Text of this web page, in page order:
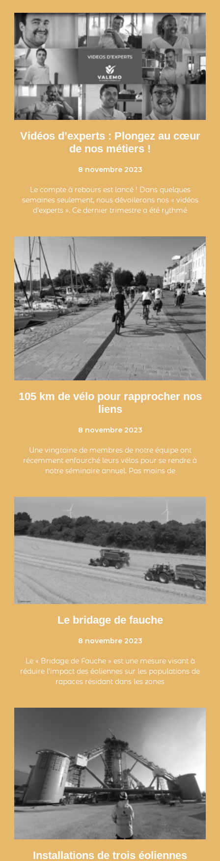
Vidéos d’experts : Plongez au cœur
de nos métiers !
8 novembre 2023
Le compte à rebours est lancé ! Dans quelques
semaines seulement, nous dévoilerons nos « vidéos
d’experts ». Ce dernier trimestre a été rythmé
105 km de vélo pour rapprocher nos
liens
8 novembre 2023
Une vingtaine de membres de notre équipe ont
récemment enfourché leurs vélos pour se rendre à
notre séminaire annuel. Pas moins de
Le bridage de fauche
8 novembre 2023
Le « Bridage de Fauche » est une mesure visant à
réduire l’impact des éoliennes sur les populations de
rapaces résidant dans les zones
Installations de trois éoliennes